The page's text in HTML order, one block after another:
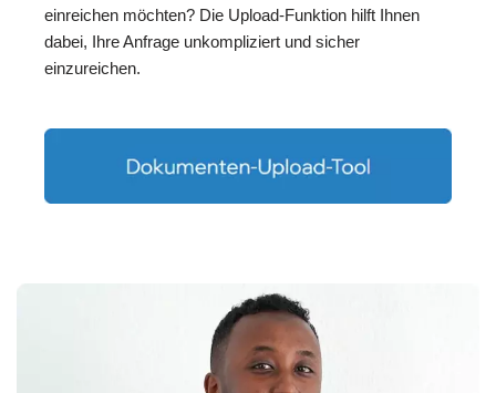
einreichen möchten? Die Upload-Funktion hilft Ihnen
dabei, Ihre Anfrage unkompliziert und sicher
einzureichen.